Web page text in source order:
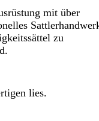
mit über
zu
lies.